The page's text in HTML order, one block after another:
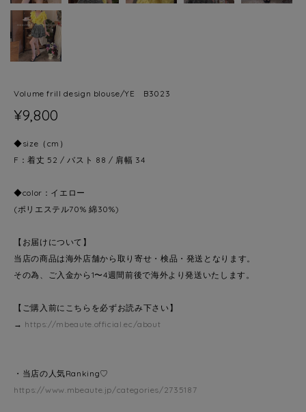
Volume frill design blouse/YE B3023
¥9,800
◆size（cm）
F：着丈 52 / バスト 88 / 肩幅 34
◆color：イエロー
(ポリエステル70% 綿30%)
【お届けについて】
当店の商品は海外店舗から取り寄せ・検品・発送となります。
その為、ご入金から1〜4週間前後で海外より発送いたします。
【ご購入前にこちらを必ずお読み下さい】
→ https://mbeaute.official.ec/about
・当店の人気Ranking♡
https://www.mbeaute.jp/categories/2735187